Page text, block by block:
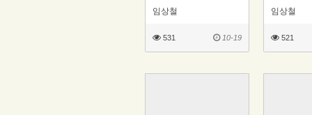
임상철
10-19
531
임상철
521